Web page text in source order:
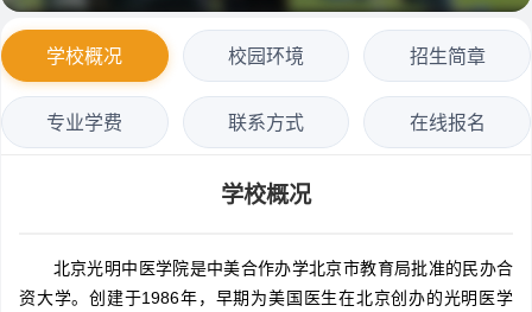
学校概况 校园环境 招生简章
专业学费 联系方式 在线报名
学校概况
北京光明中医学院是中美合作办学北京市教育局批准的民办合
资大学。创建于1986年，早期为美国医生在北京创办的光明医学